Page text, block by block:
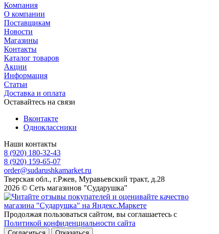
Компания
О компании
Поставщикам
Новости
Магазины
Контакты
Каталог товаров
Акции
Информация
Статьи
Доставка и оплата
Оставайтесь на связи
Вконтакте
Одноклассники
Наши контакты
8 (920) 180-32-43
8 (920) 159-65-07
order@sudarushkamarket.ru
Тверская обл., г.Ржев, Муравьевский тракт, д.28
2026 © Сеть магазинов "Сударушка"
Продолжая пользоваться сайтом, вы соглашаетесь с
Политикой конфиденциальности сайта